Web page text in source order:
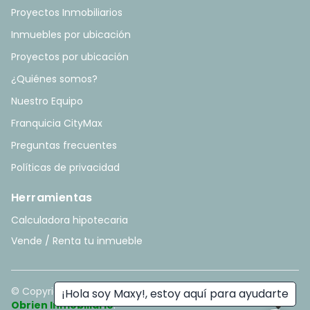
¡Hola soy Maxy!, estoy aquí para ayudarte
Proyectos Inmobiliarios
Inmuebles por ubicación
Proyectos por ubicación
¿Quiénes somos?
Nuestro Equipo
Franquicia CityMax
Preguntas frecuentes
Políticas de privacidad
Herramientas
Calculadora hipotecaria
Vende / Renta tu inmueble
© Copyright2026. All rights reserved. - Hecho con ❤️ por
Obrien Inmobiliario.